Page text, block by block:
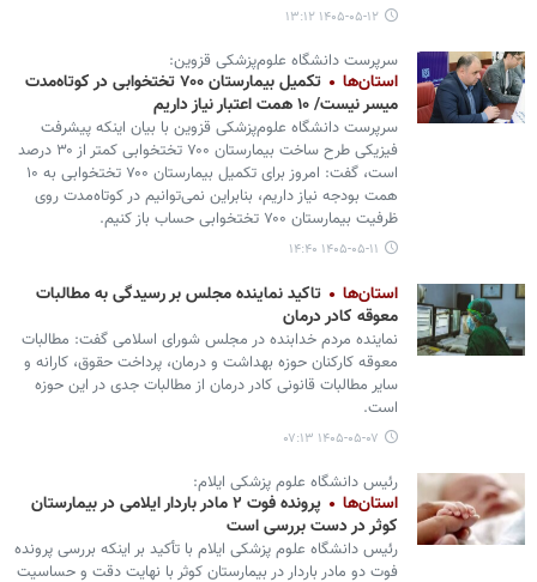
۱۴۰۵-۰۵-۱۲ ۱۳:۱۲
سرپرست دانشگاه علوم‌پزشکی قزوین:
استان‌ها
تکمیل بیمارستان ۷۰۰ تختخوابی در کوتاه‌مدت
میسر نیست/ ۱۰ همت اعتبار نیاز داریم
سرپرست دانشگاه علوم‌پزشکی قزوین با بیان اینکه پیشرفت
فیزیکی طرح ساخت بیمارستان ۷۰۰ تختخوابی کمتر از ۳۰ درصد
است، گفت: امروز برای تکمیل بیمارستان ۷۰۰ تختخوابی به ۱۰
همت بودجه نیاز داریم، بنابراین نمی‌توانیم در کوتاه‌مدت روی
ظرفیت بیمارستان ۷۰۰ تختخوابی حساب باز کنیم.
۱۴۰۵-۰۵-۱۱ ۱۴:۴۰
استان‌ها
تاکید نماینده مجلس بر رسیدگی به مطالبات
معوقه کادر درمان
نماینده مردم خدابنده در مجلس شورای اسلامی گفت: مطالبات
معوقه کارکنان حوزه بهداشت و درمان، پرداخت حقوق، کارانه و
سایر مطالبات قانونی کادر درمان از مطالبات جدی در این حوزه
است.
۱۴۰۵-۰۵-۰۷ ۰۷:۱۳
رئیس دانشگاه علوم پزشکی ایلام:
استان‌ها
پرونده فوت ۲ مادر باردار ایلامی در بیمارستان
کوثر در دست بررسی است
رئیس دانشگاه علوم پزشکی ایلام با تأکید بر اینکه بررسی پرونده
فوت دو مادر باردار در بیمارستان کوثر با نهایت دقت و حساسیت